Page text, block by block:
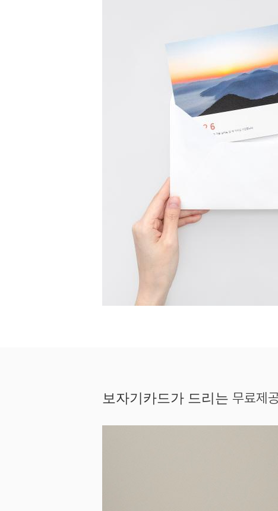
보자기카드가 드리는 무료제